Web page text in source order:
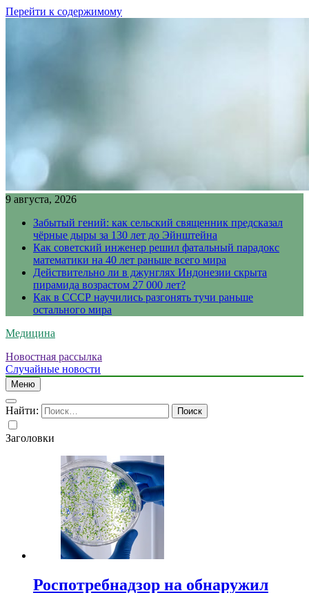
Перейти к содержимому
9 августа, 2026
Забытый гений: как сельский священник предсказал
чёрные дыры за 130 лет до Эйнштейна
Как советский инженер решил фатальный парадокс
математики на 40 лет раньше всего мира
Действительно ли в джунглях Индонезии скрыта
пирамида возрастом 27 000 лет?
Как в СССР научились разгонять тучи раньше
остального мира
Медицина
Новостная рассылка
Случайные новости
Меню
Найти:
Заголовки
Роспотребнадзор на обнаружил